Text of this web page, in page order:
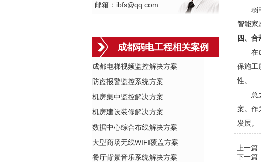
邮箱：ibfs@qq.com
成都弱电工程相关案例
成都电梯视频监控解决方案
防盗报警监控系统方案
机房集中监控解决方案
机房建设装修解决方案
数据中心综合布线解决方案
大型商场无线WIFI覆盖方案
餐厅背景音乐系统解决方案
弱
智能家
四、
在
保施工
性。
总
案。作
发展。
上一篇
下一篇